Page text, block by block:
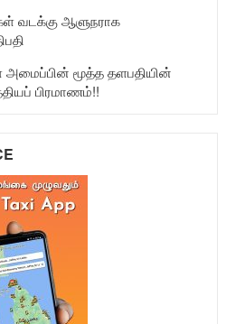
வடக்கு ஆளுநராக
அமைப்பின் மூத்த தளபதியின்
பிரமாணம்!!